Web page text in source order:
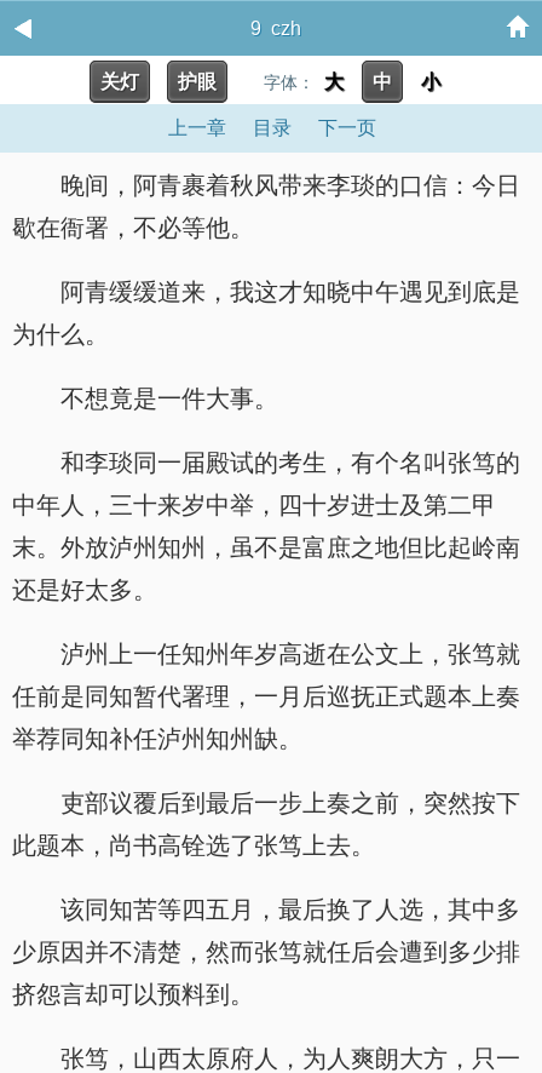
9 czh
关灯 护眼 字体： 大 中 小
上一章 目录 下一页
晚间，阿青裹着秋风带来李琰的口信：今日
歇在衙署，不必等他。
阿青缓缓道来，我这才知晓中午遇见到底是
为什么。
不想竟是一件大事。
和李琰同一届殿试的考生，有个名叫张笃的
中年人，三十来岁中举，四十岁进士及第二甲
末。外放泸州知州，虽不是富庶之地但比起岭南
还是好太多。
泸州上一任知州年岁高逝在公文上，张笃就
任前是同知暂代署理，一月后巡抚正式题本上奏
举荐同知补任泸州知州缺。
吏部议覆后到最后一步上奏之前，突然按下
此题本，尚书高铨选了张笃上去。
该同知苦等四五月，最后换了人选，其中多
少原因并不清楚，然而张笃就任后会遭到多少排
挤怨言却可以预料到。
张笃，山西太原府人，为人爽朗大方，只一